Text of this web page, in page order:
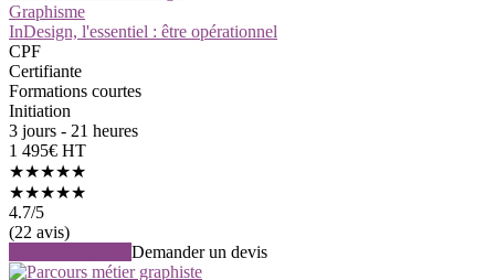
Graphisme
InDesign, l'essentiel : être opérationnel
CPF
Certifiante
Formations courtes
Initiation
3 jours - 21 heures
1 495€ HT
★★★★★
★★★★★
4.7/5
(22 avis)
Demander un devis